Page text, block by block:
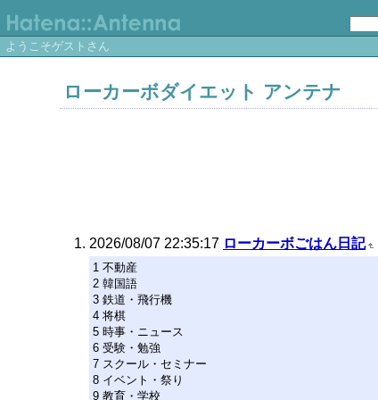
ようこそゲストさん
ローカーボダイエット アンテナ
2026/08/07 22:35:17 ローカーボごはん日記
1 不動産
2 韓国語
3 鉄道・飛行機
4 将棋
5 時事・ニュース
6 受験・勉強
7 スクール・セミナー
8 イベント・祭り
9 教育・学校